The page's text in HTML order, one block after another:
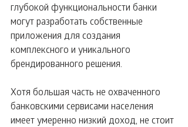
глубокой функциональности банки
могут разработать собственные
приложения для создания
комплексного и уникального
брендированного решения.
Хотя большая часть не охваченного
банковскими сервисами населения
имеет умеренно низкий доход, не стоит